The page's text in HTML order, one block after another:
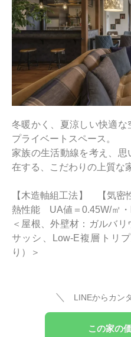
冬暖かく、夏涼しい快適
プライベートスペース。
家族の生活動線を考え、
在する、こだわりの上質な
【木造軸組工法】 【気
熱性能 UA値＝0.45W/㎡・
＜屋根、外壁材：ガルバ
サッシ、Low-E複層トリ
り）＞
＼ LINEからカン
この家の